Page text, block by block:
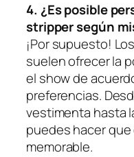
4. ¿Es posible
stripper según
¡Por supuesto!
suelen ofrecer⁣ la
el show de
preferencias.
vestimenta hasta
puedes hacer
memorable.